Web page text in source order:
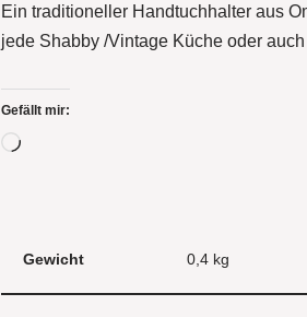
Ein traditioneller Handtuchhalter aus
jede Shabby /Vintage Küche oder
Gefällt mir:
Gewicht 0,4 kg